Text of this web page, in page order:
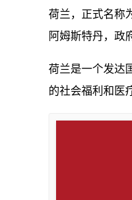
荷兰，正式名称
阿姆斯特丹，政
荷兰是一个发达
的社会福利和医